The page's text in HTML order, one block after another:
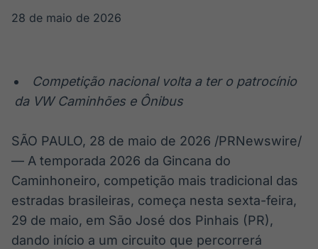
e Conteúdos
Plataforma para
negociação de
ativos
APIs para
conteúdos e
dados
Broadcast
Ticker
Broadcast
Widgets
28 de maio de 2026
Competição nacional volta a ter o patrocínio
da VW Caminhões e Ônibus
SÃO PAULO, 28 de maio de 2026 /PRNewswire/
— A temporada 2026 da Gincana do
Caminhoneiro, competição mais tradicional das
estradas brasileiras, começa nesta sexta-feira,
29 de maio, em São José dos Pinhais (PR),
dando início a um circuito que percorrerá